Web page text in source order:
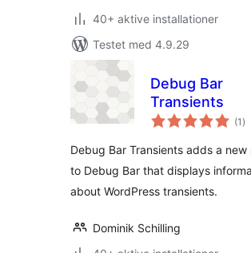
40+ aktive installationer
Testet med 4.9.29
Debug Bar
Transients
(1 )
Debug Bar Transients adds a new
to Debug Bar that displays
about WordPress transients.
Dominik Schilling